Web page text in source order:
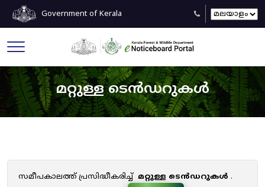
Government of Kerala
മറ്റുള്ള ടെൻഡറുകൾ
സമീപകാലത്ത് പ്രസിദ്ധീകരിച്ച് മറ്റുള്ള ടെൻഡറുകൾ .